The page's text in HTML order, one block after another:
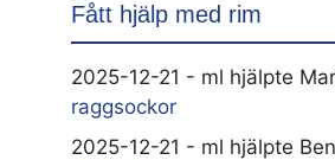
Fått hjälp med rim
2025-12-21 - ml hjälpte
raggsockor
2025-12-21 - ml hjälpte